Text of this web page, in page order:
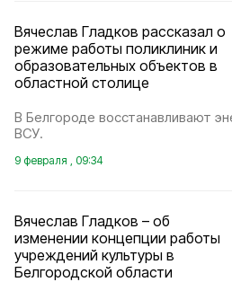
Вячеслав Гладков рассказал о
режиме работы поликлиник и
образовательных объектов в
областной столице
В Белгороде восстанавливают
ВСУ.
9 февраля , 09:34
Вячеслав Гладков – об
изменении концепции работы
учреждений культуры в
Белгородской области